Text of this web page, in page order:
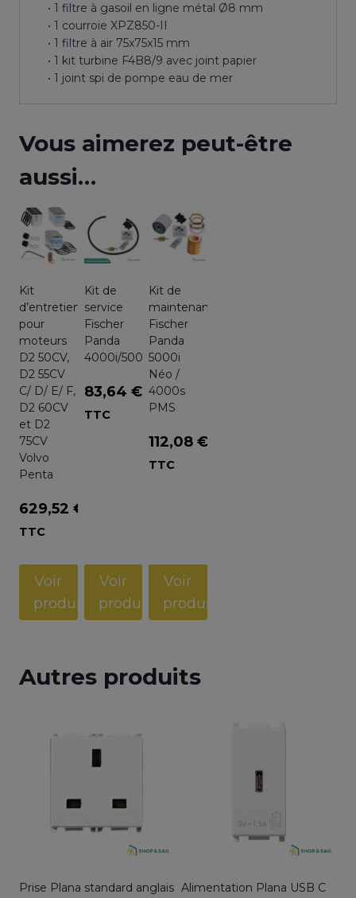
• 1 filtre à gasoil en ligne métal Ø8 mm
• 1 courroie XPZ850-II
• 1 filtre à air 75x75x15 mm
• 1 kit turbine F4B8/9 avec joint papier
• 1 joint spi de pompe eau de mer
Vous aimerez peut-être
aussi…
Kit
d’entretien
pour
moteurs
D2 50CV,
D2 55CV
C/ D/ E/ F,
D2 60CV
et D2
75CV
Volvo
Penta
629,52 €
TTC
Voir
produit
Kit de
service
Fischer
Panda
4000i/5000i/AGT4000/5000LPE/PMS
83,64 €
TTC
Voir
produit
Kit de
maintenance
Fischer
Panda
5000i
Néo /
4000s
PMS
112,08€
TTC
Voir
produit
Autres produits
Prise Plana standard anglais Alimentation Plana USB C